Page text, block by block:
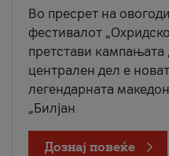
Во пресрет на
фестивалот
претстави кампањата
централен дел е
легендарната
„Билјан
Дознај повеќе